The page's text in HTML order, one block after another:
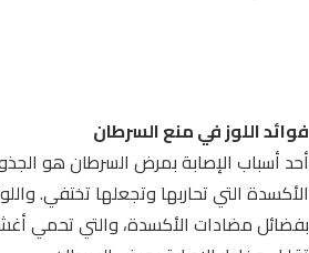
فوائد اللوز في منع السرطان
أحد أسباب الإصابة بمرض السرطان هو
بفضائل مضادات الأكسدة، والتي تحمي